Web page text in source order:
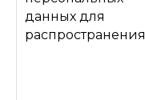
данных для
распространения